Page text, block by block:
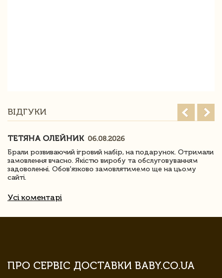
ВІДГУКИ
ТЕТЯНА ОЛЕЙНИК 06.08.2026
Брали розвиваючий ігровий набір, на подарунок. Отримали
замовлення вчасно. Якістю виробу та обслуговуванням
задоволенні. Обов'язково замовлятимемо ще на цьому
сайті.
Усі коментарі
ПРО СЕРВІС ДОСТАВКИ BABY.CO.UA